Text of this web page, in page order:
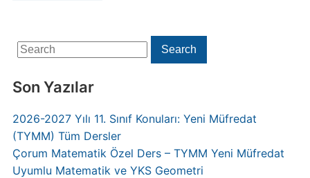
Search
for:
Search
Son Yazılar
2026-2027 Yılı 11. Sınıf Konuları: Yeni Müfredat
(TYMM) Tüm Dersler
Çorum Matematik Özel Ders – TYMM Yeni Müfredat
Uyumlu Matematik ve YKS Geometri